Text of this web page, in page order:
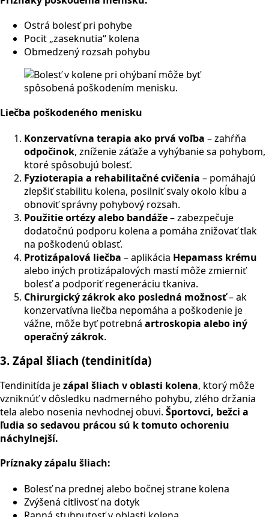
Ostrá bolesť pri pohybe
Pocit „zaseknutia“ kolena
Obmedzený rozsah pohybu
Liečba poškodeného menisku
Konzervatívna terapia ako prvá voľba – zahŕňa
odpočinok, zníženie záťaže a vyhýbanie sa pohybom,
ktoré spôsobujú bolesť.
Fyzioterapia a rehabilitačné cvičenia – pomáhajú
zlepšiť stabilitu kolena, posilniť svaly okolo kĺbu a
obnoviť správny pohybový rozsah.
Použitie ortézy alebo bandáže– zabezpečuje
dodatočnú podporu kolena a pomáha znižovať tlak
na poškodenú oblasť.
Protizápalová liečba – aplikácia Hepamass krému
alebo iných protizápalových mastí môže zmierniť
bolesť a podporiť regeneráciu tkaniva.
Chirurgický zákrok ako posledná možnosť– ak
konzervatívna liečba nepomáha a poškodenie je
vážne, môže byť potrebná artroskopia alebo iný
operačný zákrok.
3. Zápal šliach (tendinitída)
Tendinitída jezápal šliach v oblasti kolena, ktorý môže
vzniknúť v dôsledku nadmerného pohybu, zlého držania
tela alebo nosenia nevhodnej obuvi. Športovci, bežci a
ľudia so sedavou prácou sú k tomuto ochoreniu
náchylnejší.
Príznaky zápalu šliach:
Bolesť na prednej alebo bočnej strane kolena
Zvýšená citlivosť na dotyk